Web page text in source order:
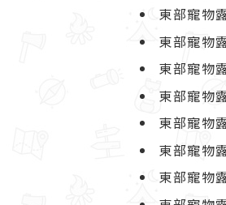
東部寵物
東部寵物
東部寵物
東部寵物
東部寵物
東部寵物
東部寵物